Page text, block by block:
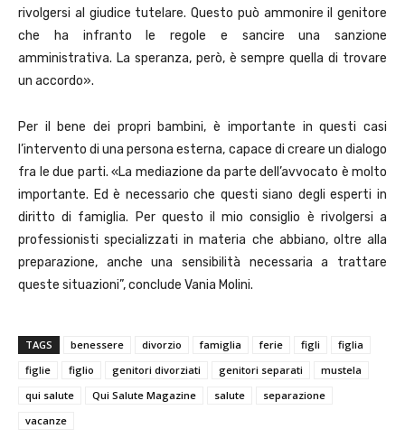
rivolgersi al giudice tutelare. Questo può ammonire il genitore
che ha infranto le regole e sancire una sanzione
amministrativa. La speranza, però, è sempre quella di trovare
un accordo».
Per il bene dei propri bambini, è importante in questi casi
l’intervento di una persona esterna, capace di creare un dialogo
fra le due parti. «La mediazione da parte dell’avvocato è molto
importante. Ed è necessario che questi siano degli esperti in
diritto di famiglia. Per questo il mio consiglio è rivolgersi a
professionisti specializzati in materia che abbiano, oltre alla
preparazione, anche una sensibilità necessaria a trattare
queste situazioni”, conclude Vania Molini.
TAGS benessere divorzio famiglia ferie figli
figlia
figlie
figlio genitori divorziati genitori separati
mustela
qui salute
Qui Salute Magazine salute
separazione
vacanze